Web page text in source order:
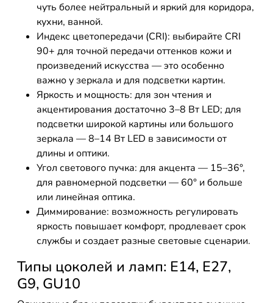
чуть более нейтральный и яркий для коридора,
кухни, ванной.
Индекс цветопередачи (CRI): выбирайте CRI
90+ для точной передачи оттенков кожи и
произведений искусства — это особенно
важно у зеркала и для подсветки картин.
Яркость и мощность: для зон чтения и
акцентирования достаточно 3–8 Вт LED; для
подсветки широкой картины или большого
зеркала — 8–14 Вт LED в зависимости от
длины и оптики.
Угол светового пучка: для акцента — 15–36°,
для равномерной подсветки — 60° и больше
или линейная оптика.
Диммирование: возможность регулировать
яркость повышает комфорт, продлевает срок
службы и создает разные световые сценарии.
Типы цоколей и ламп: E14, E27,
G9, GU10